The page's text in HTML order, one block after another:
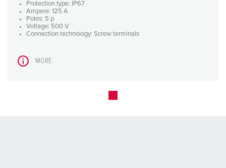
Protection type: IP67
Ampere: 125 A
Poles: 5 p
Voltage: 500 V
Connection technology: Screw terminals
MORE